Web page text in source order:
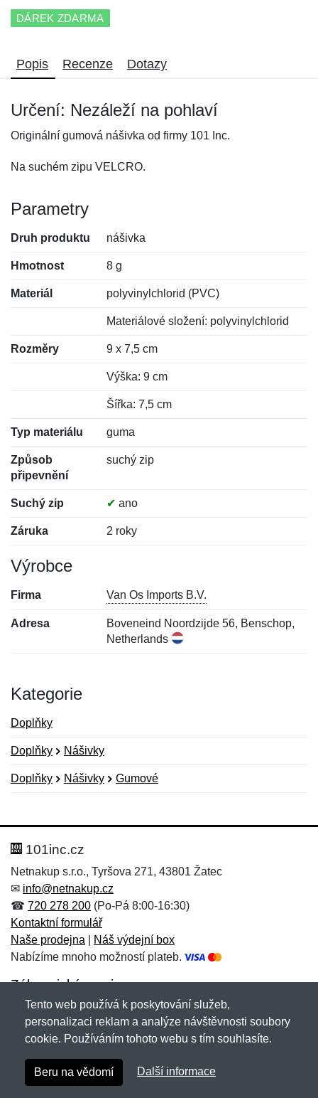
DÁREK ZDARMA
Popis Recenze Dotazy
Určení: Nezáleží na pohlaví
Originální gumová nášivka od firmy 101 Inc.
Na suchém zipu VELCRO.
Parametry
Druh produktu nášivka
Hmotnost 8 g
Materiál polyvinylchlorid (PVC)
Materiálové složení: polyvinylchlorid
Rozměry 9 x 7,5 cm
Výška: 9 cm
Šířka: 7,5 cm
Typ materiálu guma
Způsob
připevnění
suchý zip
Suchý zip ✔ ano
Záruka 2 roky
Výrobce
Firma Van Os Imports B.V.
Adresa
Boveneind Noordzijde 56, Benschop,
Netherlands
Kategorie
Doplňky
Doplňky Nášivky
Doplňky Nášivky Gumové
Hodnocení:
Jméno: *
Zpráva*
Jméno:
E-mail:*
101inc.cz
Netnakup s.r.o., Tyršova 271, 43801 Žatec
✉ info@netnakup.cz
☎ 720 278 200 (Po-Pá 8:00-16:30)
Kontaktní formulář
Naše prodejna
Náš výdejní box
Nabízíme mnoho možností plateb.
Zákaznický servis
Novinky emailem
Copyright © 2007-2026 (19 let s vámi)Netnakup.cz
NetIQ. Všechna práva vyhrazena.
Tento web používá k poskytování služeb,
personalizaci reklam a analýze návštěvnosti soubory
cookie. Používáním tohoto webu s tím souhlasíte.
Beru na vědomí Další informace